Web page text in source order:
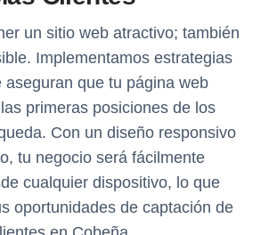
un sitio web atractivo; también
Implementamos estrategias
aseguran que tu página web
primeras posiciones de los
Con un diseño responsivo
tu negocio será fácilmente
cualquier dispositivo, lo que
oportunidades de captación de